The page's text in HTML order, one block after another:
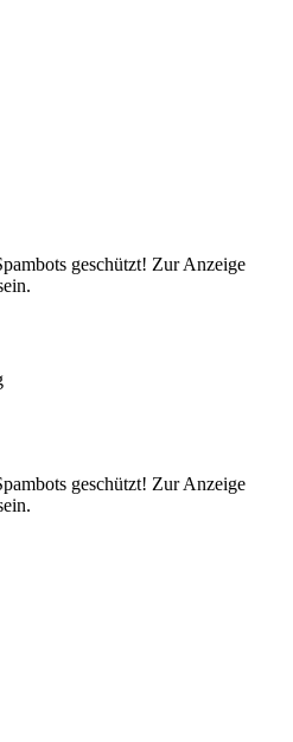
geschützt! Zur Anzeige
geschützt! Zur Anzeige